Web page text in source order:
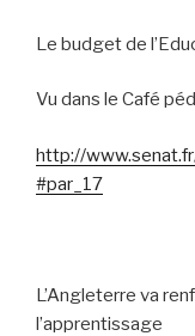
Le budget de
Vu dans le Café
http://
#par_17
L’Angleterre va
l’apprentissage